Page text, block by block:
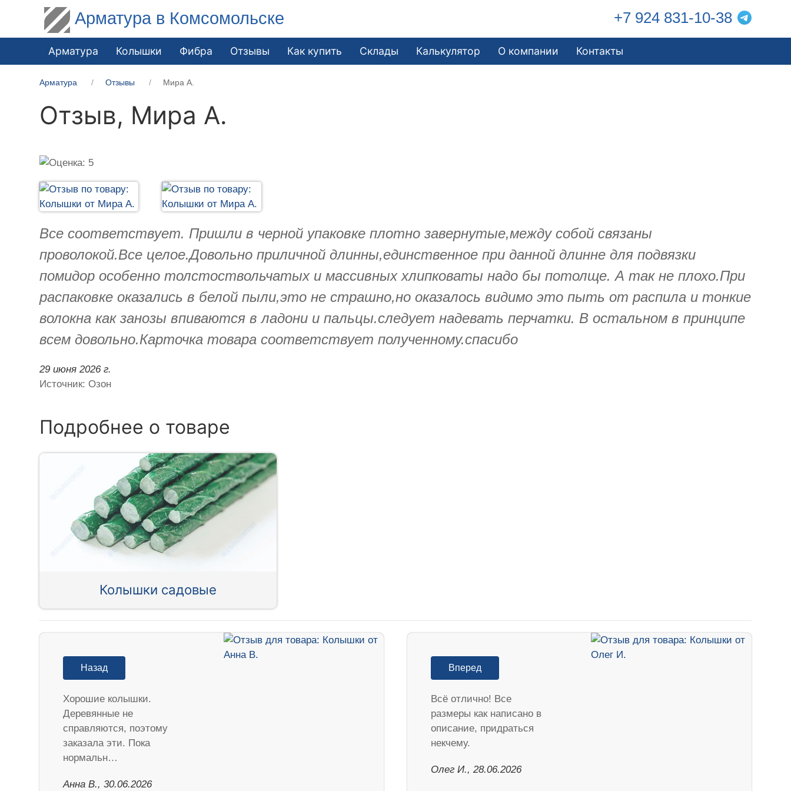
Арматура в Комсомольске +7 924 831-10-38
Арматура Колышки Фибра Отзывы Как купить Склады Калькулятор О компании Контакты
Арматура Отзывы Мира А.
Отзыв, Мира А.
Все соответствует. Пришли в черной упаковке плотно завернутые,между собой связаны
проволокой.Все целое.Довольно приличной длинны,единственное при данной длинне для подвязки
помидор особенно толстоствольчатых и массивных хлипковаты надо бы потолще. А так не плохо.При
распаковке оказались в белой пыли,это не страшно,но оказалось видимо это пыть от распила и тонкие
волокна как занозы впиваются в ладони и пальцы.следует надевать перчатки. В остальном в принципе
всем довольно.Карточка товара соответствует полученному.спасибо
29 июня 2026 г.
Источник: Озон
Подробнее о товаре
Колышки садовые
Назад
Хорошие колышки.
Деревянные не
справляются, поэтому
заказала эти. Пока
нормальн…
Анна В., 30.06.2026
Вперед
Всё отлично! Все
размеры как написано в
описание, придраться
некчему.
Олег И., 28.06.2026